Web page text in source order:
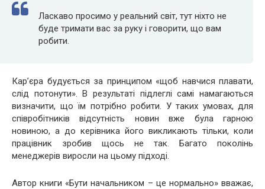
Ласкаво просимо у реальний світ, тут ніхто не
буде тримати вас за руку і говорити, що вам
робити.
Кар’єра будується за принципом «щоб навчися плавати,
слід потонути». В результаті підлеглі самі намагаються
визначити, що їм потрібно робити. У таких умовах, для
співробітників відсутність новин вже була гарною
новиною, а до керівника його викликають тільки, коли
працівник зробив щось не так. Багато поколінь
менеджерів виросли на цьому підході.
Автор книги «Бути начальником – це нормально» вважає,